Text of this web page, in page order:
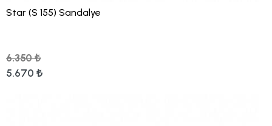
Star (S 155) Sandalye
6.350 ₺
5.670 ₺